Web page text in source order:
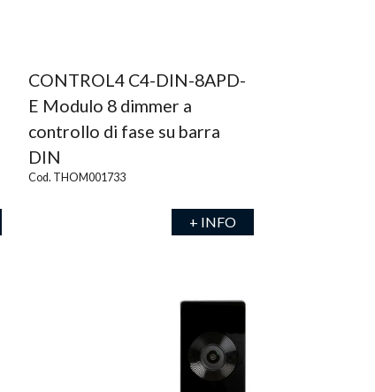
CONTROL4 C4-DIN-8APD-
E Modulo 8 dimmer a
controllo di fase su barra
DIN
Cod. THOM001733
+ INFO